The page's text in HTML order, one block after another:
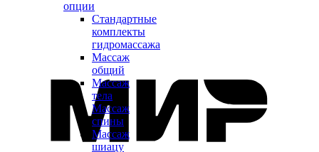
опции
Стандартные
комплекты
гидромассажа
Массаж
общий
Массаж
тела
Массаж
спины
Массаж
шиацу